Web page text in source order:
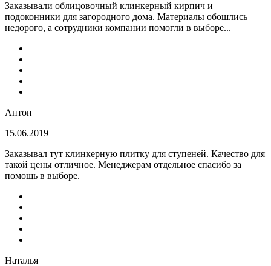
Заказывали облицовочный клинкерный кирпич и
подоконники для загородного дома. Материалы обошлись
недорого, а сотрудники компании помогли в выборе...
Антон
15.06.2019
Заказывал тут клинкерную плитку для ступеней. Качество для
такой цены отличное. Менеджерам отдельное спасибо за
помощь в выборе.
Наталья